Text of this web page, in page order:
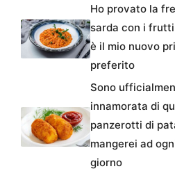
Ho provato la
sarda con i
è il mio nuovo
preferito
Sono
innamorata di
panzerotti di
mangerei ad
giorno